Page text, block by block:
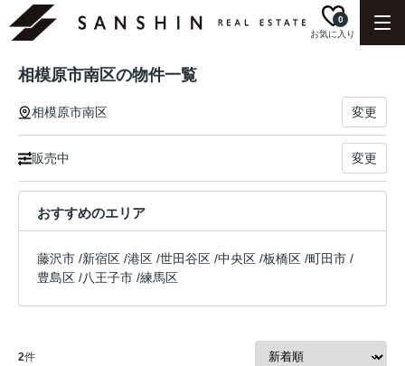
お気に入り
0
相模原市南区の物件一覧
相模原市南区 変更
販売中 変更
おすすめのエリア
藤沢市 /新宿区 /港区 /世田谷区 /中央区 /板橋区 /町田市 /
豊島区 /八王子市 /練馬区
2件